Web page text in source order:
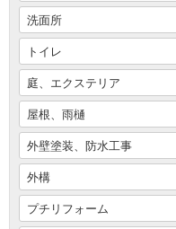
洗面所
トイレ
庭、エクステリア
屋根、雨樋
外壁塗装、防水工事
外構
プチリフォーム